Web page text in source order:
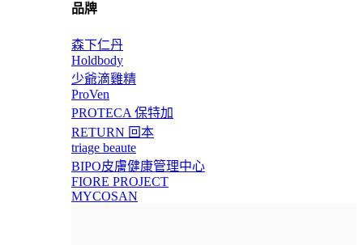
品牌
森下仁丹
Holdbody
少爺滴雞精
ProVen
PROTECA 保特加
RETURN 回本
triage beaute
BIPO皮膚健康管理中心
FIORE PROJECT
MYCOSAN